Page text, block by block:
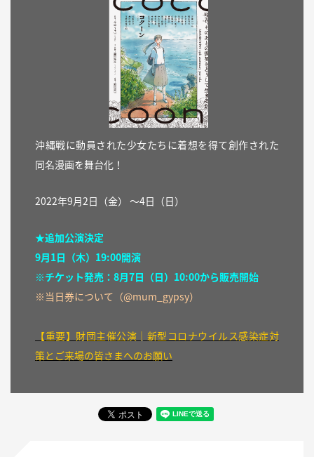
沖縄戦に動員された少女たちに着想を得て創作された
同名漫画を舞台化！
2022年9月2日（金） 〜4日（日）
★追加公演決定
9月1日（木）19:00開演
※チケット発売：8月7日（日）10:00から販売開始
※当日券について（@mum_gypsy）
【重要】財団主催公演│新型コロナウイルス感染症対
策とご来場の皆さまへのお願い